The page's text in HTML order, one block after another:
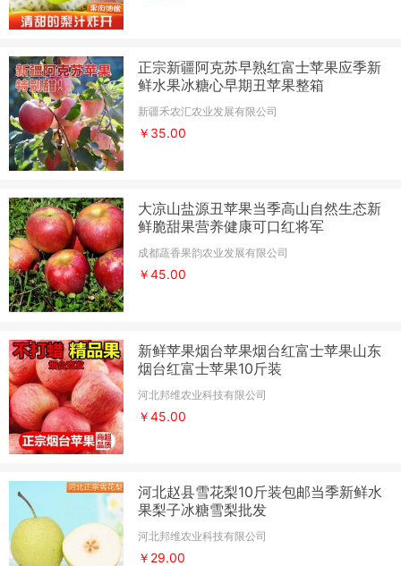
正宗新疆阿克苏早熟红富士苹果应季新
鲜水果冰糖心早期丑苹果整箱
新疆禾农汇农业发展有限公司
￥35.00
大凉山盐源丑苹果当季高山自然生态新
鲜脆甜果营养健康可口红将军
成都蔬香果韵农业发展有限公司
￥45.00
新鲜苹果烟台苹果烟台红富士苹果山东
烟台红富士苹果10斤装
河北邦维农业科技有限公司
￥45.00
河北赵县雪花梨10斤装包邮当季新鲜水
果梨子冰糖雪梨批发
河北邦维农业科技有限公司
￥29.00